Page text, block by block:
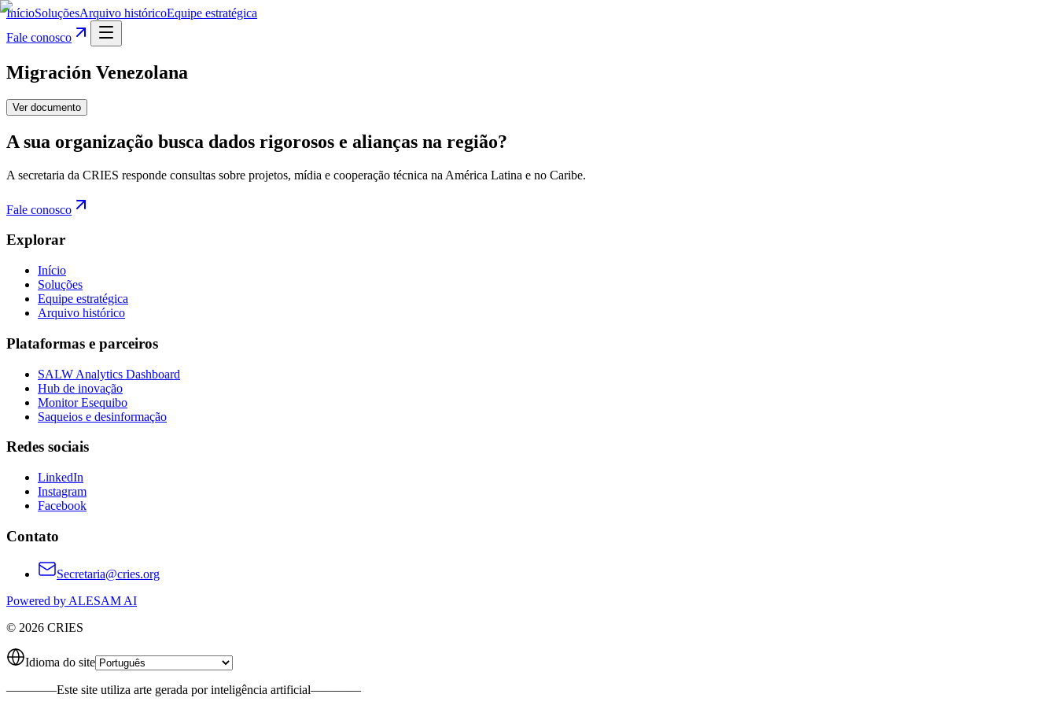
InícioSoluçõesArquivo históricoEquipe estratégica
Fale conosco
Migración Venezolana
Ver documento
A sua organização busca dados rigorosos e alianças na região?
A secretaria da CRIES responde consultas sobre projetos, mídia e cooperação técnica na América Latina e no Caribe.
Fale conosco
Explorar
Início
Soluções
Equipe estratégica
Arquivo histórico
Plataformas e parceiros
SALW Analytics Dashboard
Hub de inovação
Monitor Esequibo
Saqueios e desinformação
Redes sociais
LinkedIn
Instagram
Facebook
Contato
Secretaria@cries.org
Powered by ALESAM AI
© 2026 CRIES
Idioma do site
————Este site utiliza arte gerada por inteligência artificial————